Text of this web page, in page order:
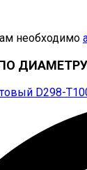
необходимо